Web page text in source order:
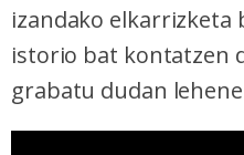
izandako
istorio bat kontatzen
grabatu dudan